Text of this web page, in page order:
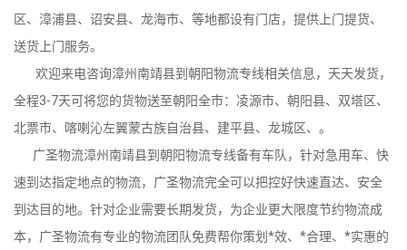
区、漳浦县、诏安县、龙海市、等地都设有门店，提供上门提货、
送货上门服务。
欢迎来电咨询漳州南靖县到朝阳物流专线相关信息，天天发货，
全程3-7天可将您的货物送至朝阳全市：凌源市、朝阳县、双塔区、
北票市、喀喇沁左翼蒙古族自治县、建平县、龙城区、。
广圣物流漳州南靖县到朝阳物流专线备有车队，针对急用车、快
速到达指定地点的物流，广圣物流完全可以把控好快速直达、安全
到达目的地。针对企业需要长期发货，为企业更大限度节约物流成
本，广圣物流有专业的物流团队免费帮你策划*效、*合理、*实惠的